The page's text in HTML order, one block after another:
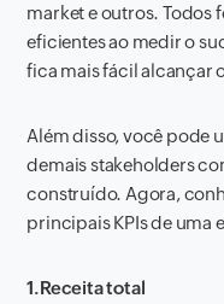
market e outros. Todos
eficientes ao medir o
fica mais fácil alcançar
Além disso, você pode
demais stakeholders
construído. Agora,
principais KPIs de uma
1.Receita total